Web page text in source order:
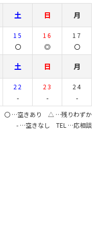
土 日 月
15
〇
16
◎
17
〇
土 日 月
22
-
23
-
24
-
〇 …空きあり △ …残りわずか
- …空きなし TEL …応相談